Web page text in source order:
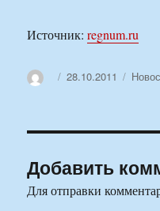
Источник:regnum.ru
АвторОпубликовано
28.10.2011
Добавить
Для отправки